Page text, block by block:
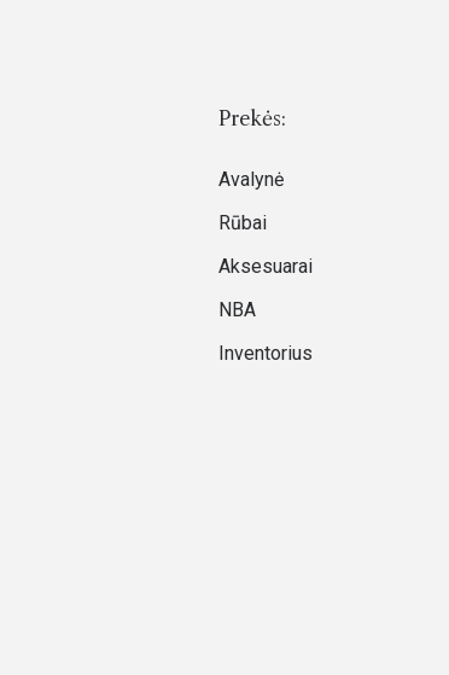
Prekės:
Avalynė
Rūbai
Aksesuarai
NBA
Inventorius